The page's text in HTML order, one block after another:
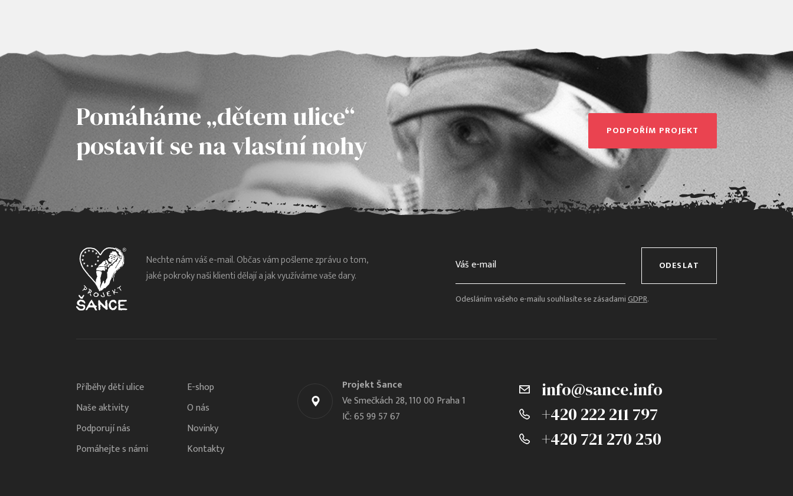
Pomáháme „dětem ulice“
postavit se na vlastní nohy
PODPOŘÍM PROJEKT
Nechte nám váš e-mail. Občas vám pošleme zprávu o tom,
jaké pokroky naši klienti dělají a jak využíváme vaše dary.
ODESLAT
Odesláním vašeho e-mailu souhlasíte se zásadamiGDPR.
Příběhy dětí ulice
Naše aktivity
Podporují nás
Pomáhejte s námi
E-shop
O nás
Novinky
Kontakty
Projekt Šance
Ve Smečkách 28, 110 00 Praha 1
IČ: 65 99 57 67
info@sance.info
+420 222 211 797
+420 721 270 250